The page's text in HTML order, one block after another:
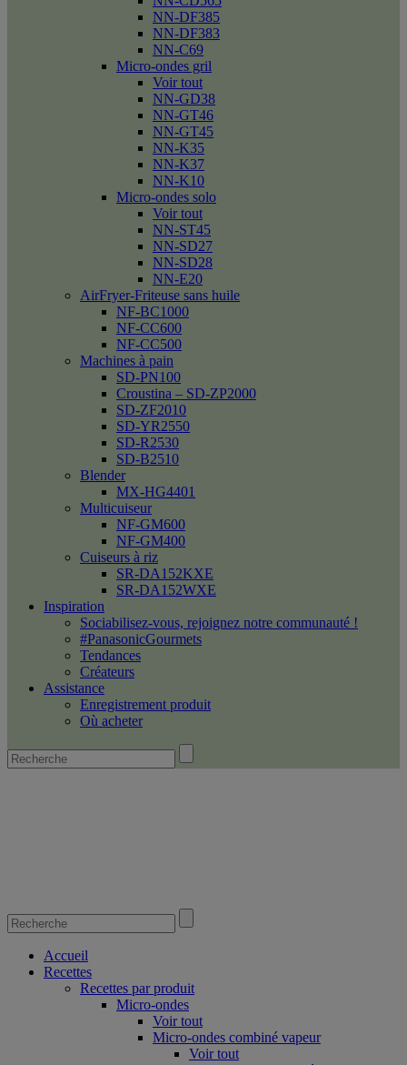
NN-DF385
NN-DF383
NN-C69
Micro-ondes gril
Voir tout
NN-GD38
NN-GT46
NN-GT45
NN-K35
NN-K37
NN-K10
Micro-ondes solo
Voir tout
NN-ST45
NN-SD27
NN-SD28
NN-E20
AirFryer-Friteuse sans huile
NF-BC1000
NF-CC600
NF-CC500
Machines à pain
SD-PN100
Croustina – SD-ZP2000
SD-ZF2010
SD-YR2550
SD-R2530
SD-B2510
Blender
MX-HG4401
Multicuiseur
NF-GM600
NF-GM400
Cuiseurs à riz
SR-DA152KXE
SR-DA152WXE
Inspiration
Sociabilisez-vous, rejoignez notre communauté !
#PanasonicGourmets
Tendances
Créateurs
Assistance
Enregistrement produit
Où acheter
Accueil
Recettes
Recettes par produit
Micro-ondes
Voir tout
Micro-ondes combiné vapeur
Voir tout